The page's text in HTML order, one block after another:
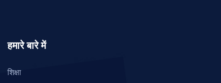
हमारे बारे में
शिक्षा